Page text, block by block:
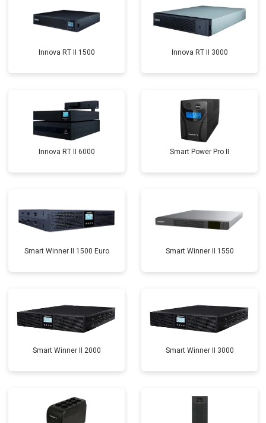
Innova RT II 1500 Innova RT II 3000
Innova RT II 6000 Smart Power Pro II
Smart Winner II 1500 Euro Smart Winner II 1550
Smart Winner II 2000 Smart Winner II 3000